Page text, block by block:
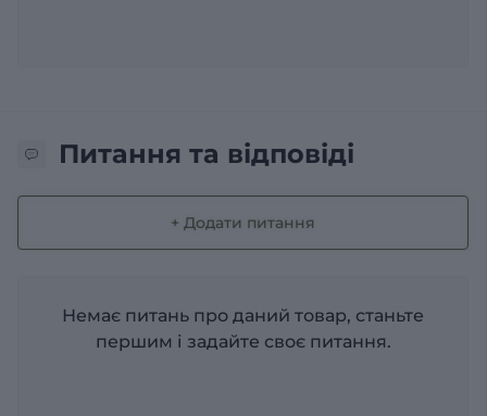
Питання та відповіді
+ Додати питання
Немає питань про даний товар, станьте
першим і задайте своє питання.